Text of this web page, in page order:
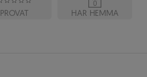
PROVAT
0
HAR HEMMA